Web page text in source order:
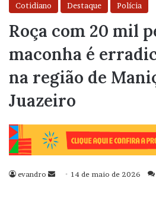
Cotidiano Destaque Polícia
Roça com 20 mil
maconha é
na região de
Juazeiro
evandro
Mande14 de maio de 2026